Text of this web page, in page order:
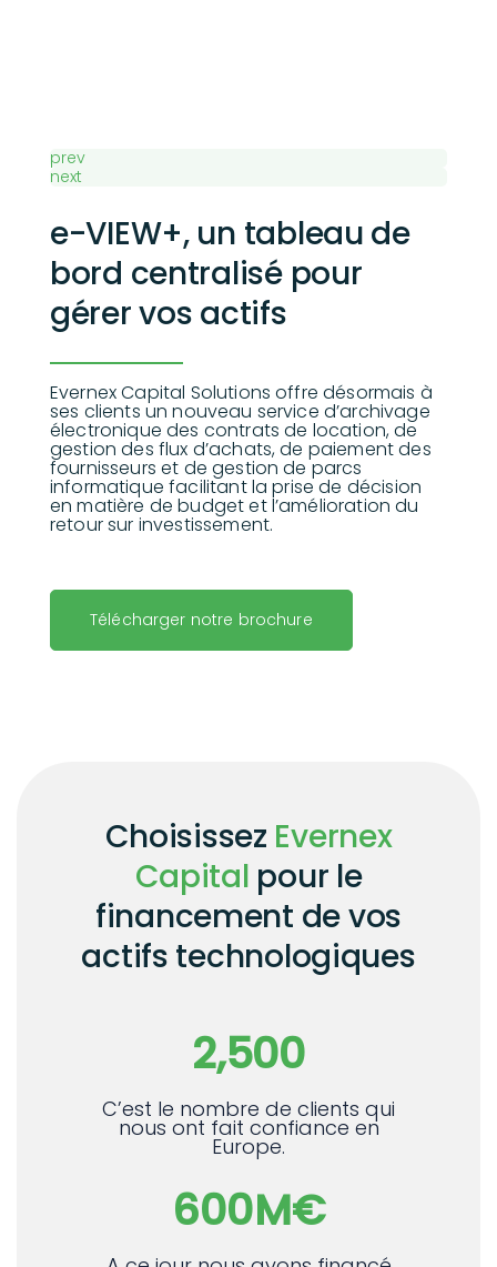
prev
next
e-VIEW+, un tableau de
bord centralisé pour
gérer vos actifs
Evernex Capital Solutions offre désormais à
ses clients un nouveau service d’archivage
électronique des contrats de location, de
gestion des flux d’achats, de paiement des
fournisseurs et de gestion de parcs
informatique facilitant la prise de décision
en matière de budget et l’amélioration du
retour sur investissement.
Télécharger notre brochure
Choisissez Evernex
Capital pour le
financement de vos
actifs technologiques
2,500
C’est le nombre de clients qui
nous ont fait confiance en
Europe.
600M€